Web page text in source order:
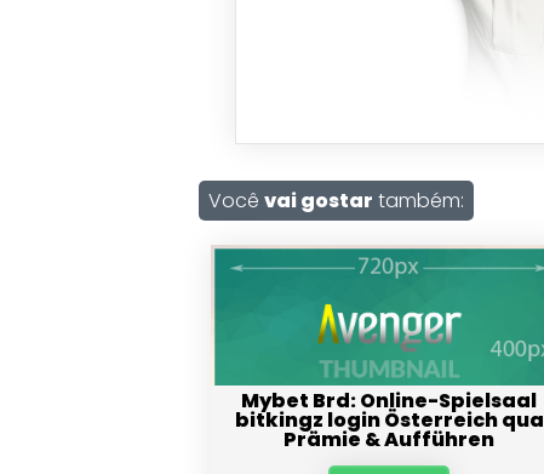
Você vai gostar também:
Mybet Brd: Online-Spielsaal
bitkingz login Österreich qua
Prämie & Aufführen